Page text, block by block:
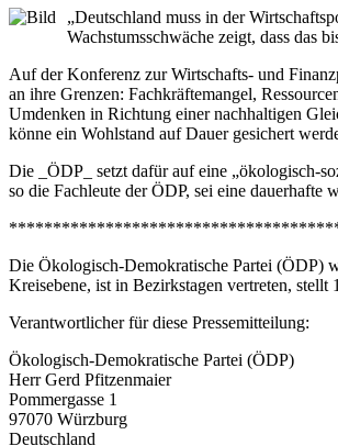
„Deutschland muss in der
Wachstumsschwäche zeigt, dass das
Auf der Konferenz zur Wirtschafts- und
an ihre Grenzen: Fachkräftemangel,
Umdenken in Richtung einer nachhaltigen
könne ein Wohlstand auf Dauer gesichert
Die _ÖDP_ setzt dafür auf eine „ökologisch-
so die Fachleute der ÖDP, sei eine dauerhafte
Die Ökologisch-Demokratische Partei (ÖDP)
Kreisebene, ist in Bezirkstagen vertreten,
Verantwortlicher für diese Pressemitteilung:
Ökologisch-Demokratische Partei (ÖDP)
Herr Gerd Pfitzenmaier
Pommergasse 1
97070 Würzburg
Deutschland